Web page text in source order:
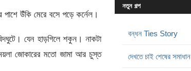
উঁকি মেরে বসে পড়ে কর্নেল।
যেন হাড়গিলে শকুন। নাকটা
জোকারের মতো জামা আর চুস্ত
নতুন গল্প
বন্ধন Ties Story
দেখতে চাই শেষের সমাধান